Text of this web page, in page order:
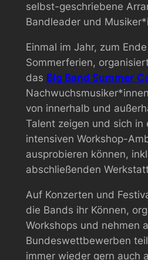
selbst-geschriebene
Bandleader und
Einmal im Jahr, zum
Sommerferien,
das Big Band Summer
von innerhalb und
Talent zeigen und sich in
intensiven Workshop-
ausprobieren können,
abschließenden
Auf Konzerten und
die Bands ihr Können,
Workshops und nehmen
Bundeswettbewerben
immer wieder gern auch